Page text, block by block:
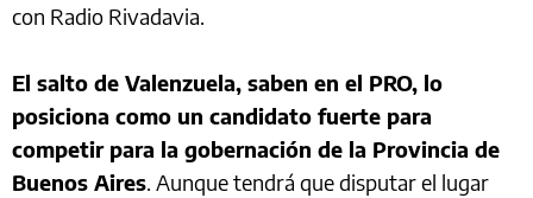
con Radio Rivadavia.
El salto de Valenzuela, saben en el PRO, lo
posiciona como un candidato fuerte para
competir para la gobernación de la Provincia de
Buenos Aires. Aunque tendrá que disputar el lugar